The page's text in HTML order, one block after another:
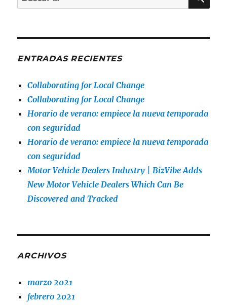
por:
ENTRADAS RECIENTES
Collaborating for Local Change
Collaborating for Local Change
Horario de verano: empiece la nueva temporada
con seguridad
Horario de verano: empiece la nueva temporada
con seguridad
Motor Vehicle Dealers Industry | BizVibe Adds
New Motor Vehicle Dealers Which Can Be
Discovered and Tracked
ARCHIVOS
marzo 2021
febrero 2021